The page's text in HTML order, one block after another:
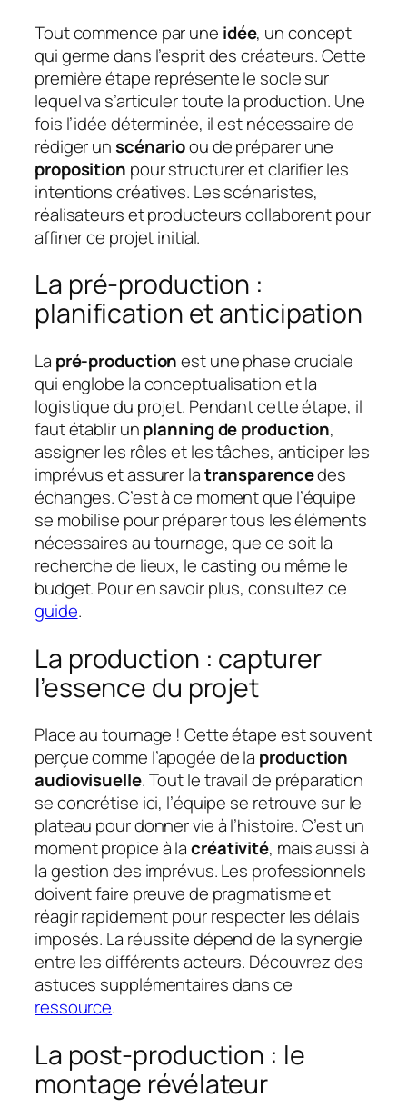
Tout commence par une idée, un concept
qui germe dans l’esprit des créateurs. Cette
première étape représente le socle sur
lequel va s’articuler toute la production. Une
fois l’idée déterminée, il est nécessaire de
rédiger unscénarioou de préparer une
proposition pour structurer et clarifier les
intentions créatives. Les scénaristes,
réalisateurs et producteurs collaborent pour
affiner ce projet initial.
La pré-production :
planification et anticipation
La pré-productionest une phase cruciale
qui englobe la conceptualisation et la
logistique du projet. Pendant cette étape, il
faut établir unplanning de production,
assigner les rôles et les tâches, anticiper les
imprévus et assurer latransparencedes
échanges. C’est à ce moment que l’équipe
se mobilise pour préparer tous les éléments
nécessaires au tournage, que ce soit la
recherche de lieux, le casting ou même le
budget. Pour en savoir plus, consultez ce
guide.
La production : capturer
l’essence du projet
Place au tournage ! Cette étape est souvent
perçue comme l’apogée de la production
audiovisuelle. Tout le travail de préparation
se concrétise ici, l’équipe se retrouve sur le
plateau pour donner vie à l’histoire. C’est un
moment propice à lacréativité, mais aussi à
la gestion des imprévus. Les professionnels
doivent faire preuve de pragmatisme et
réagir rapidement pour respecter les délais
imposés. La réussite dépend de la synergie
entre les différents acteurs. Découvrez des
astuces supplémentaires dans ce
ressource.
La post-production : le
montage révélateur